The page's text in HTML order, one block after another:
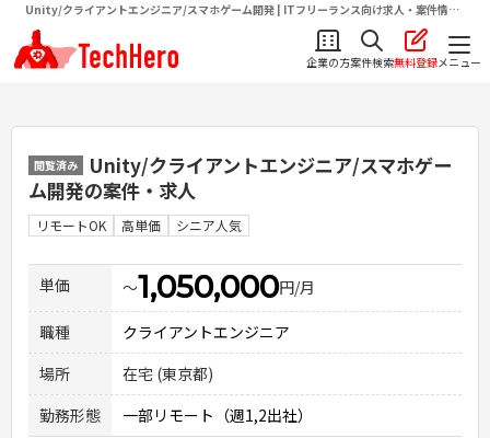
Unity/クライアントエンジニア/スマホゲーム開発 | ITフリーランス向け求人・案件情報
サイトテクヒロ（TechHero）
企業の方案件検索無料登録メニュー
閲覧済み
Unity/クライアントエンジニア/スマホゲー
ム開発の案件・求人
リモートOK 高単価 シニア人気
単価 〜1,050,000円/月
職種
クライアントエンジニア
場所
在宅 (東京都)
勤務形態
一部リモート（週1,2出社）